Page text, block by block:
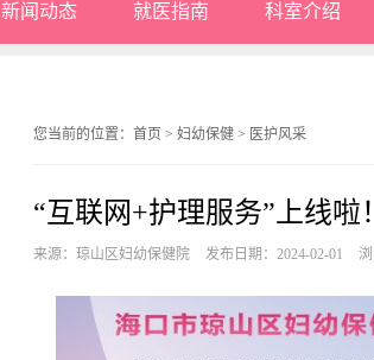
新闻动态 就医指南 科室介绍
您当前的位置： 首页 > 妇幼保健 > 医护风采
“互联网+护理服务”上线啦！
来源：琼山区妇幼保健院 发布日期：2024-02-01